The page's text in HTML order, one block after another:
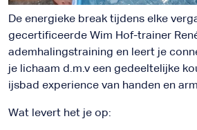
De energieke break tijdens elke
gecertificeerde Wim Hof-trainer
ademhalingstraining en leert je
je lichaam d.m.v een gedeeltelijke
ijsbad experience van handen en
Wat levert het je op: